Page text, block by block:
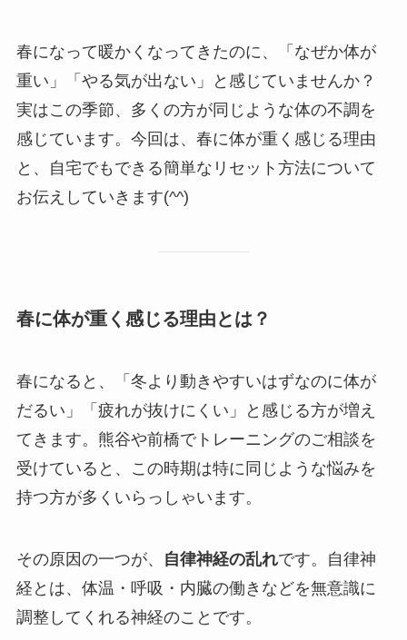
春になって暖かくなってきたのに、「なぜか体が
重い」「やる気が出ない」と感じていませんか？
実はこの季節、多くの方が同じような体の不調を
感じています。今回は、春に体が重く感じる理由
と、自宅でもできる簡単なリセット方法について
お伝えしていきます(^^)
春に体が重く感じる理由とは？
春になると、「冬より動きやすいはずなのに体が
だるい」「疲れが抜けにくい」と感じる方が増え
てきます。熊谷や前橋でトレーニングのご相談を
受けていると、この時期は特に同じような悩みを
持つ方が多くいらっしゃいます。
その原因の一つが、 自律神経の乱れです。自律神
経とは、体温・呼吸・内臓の働きなどを無意識に
調整してくれる神経のことです。